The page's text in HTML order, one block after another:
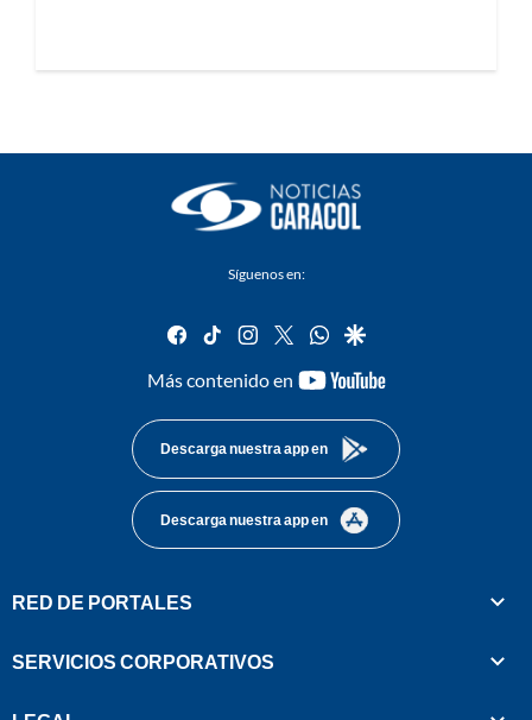
Síguenos en:
facebook
tiktok instagram
twitterwhatsapp
google
Más contenido en
youtube-
Descarga nuestra app en
Descarga nuestra app en
RED DE PORTALES
SERVICIOS CORPORATIVOS